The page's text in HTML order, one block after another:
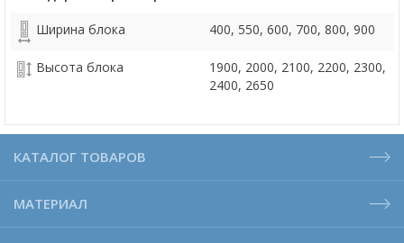
Ширина блока 400, 550, 600, 700, 800, 900
Высота блока
1900, 2000, 2100, 2200, 2300,
2400, 2650
КАТАЛОГ ТОВАРОВ
МАТЕРИАЛ